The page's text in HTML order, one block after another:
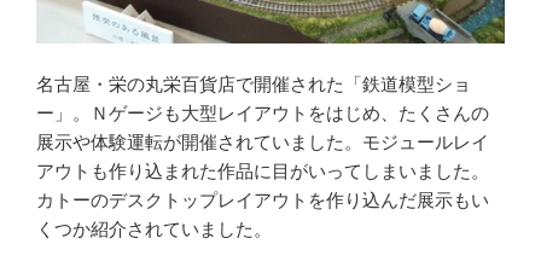
名古屋・栄の丸栄百貨店で開催された「鉄道模型ショ
ー」。Ｎゲージも大型レイアウトをはじめ、たくさんの
展示や体験運転が開催されていました。モジュールレイ
アウトも作り込まれた作品に目がいってしまいました。
カトーのデスクトップレイアウトを作り込んだ展示もい
くつか紹介されていました。